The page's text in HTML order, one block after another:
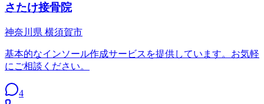
さたけ接骨院
神奈川県 横須賀市
基本的なインソール作成サービスを提供しています。お気軽
にご相談ください。
4